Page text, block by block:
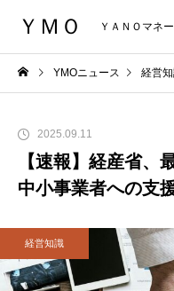
ＹＭＯ ＹＡＮＯマネ
YMOニュース 経営
2025.09.11
【速報】経産省、
中小事業者への支
経営知識